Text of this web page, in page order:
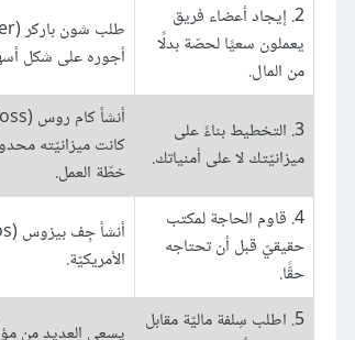
2. إيجاد أعضاء فريق
يعملون سعيًا لحصّة بدلًا
من المال.
أجوره على شكل أسهم
3. التخطيط بناءً على
ميزانيّتك لا على أمنياتك.
كانت ميزانيّته
خطّة العمل.
4. قاوم الحاجة لمكتب
حقيقيّ قبل أن تحتاجه
حقًّا.
الأمريكيّة.
5. اطلب سِلفة ماليّة مقابل
يسعى العديد من